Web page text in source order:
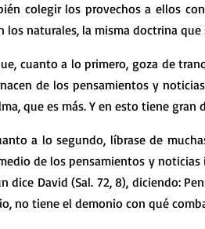
colegir los provechos a ellos
los naturales, la misma doctrina
cuanto a lo primero, goza de
de los pensamientos y
que es más. Y en esto tiene
a lo segundo, líbrase de
de los pensamientos y noticias
dice David (Sal. 72, 8), diciendo:
no tiene el demonio con qué